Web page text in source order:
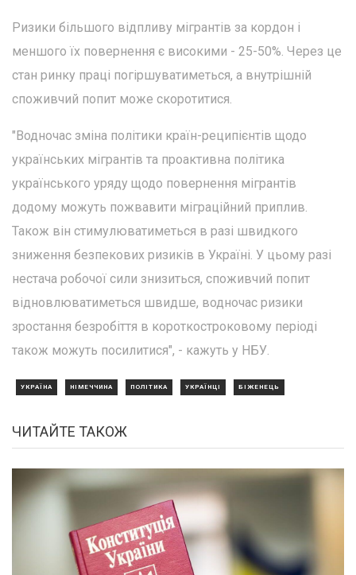
Ризики більшого відпливу мігрантів за кордон і
меншого їх повернення є високими - 25-50%. Через це
стан ринку праці погіршуватиметься, а внутрішній
споживчий попит може скоротитися.
"Водночас зміна політики країн-реципієнтів щодо
українських мігрантів та проактивна політика
українського уряду щодо повернення мігрантів
додому можуть пожвавити міграційний приплив.
Також він стимулюватиметься в разі швидкого
зниження безпекових ризиків в Україні. У цьому разі
нестача робочої сили знизиться, споживчий попит
відновлюватиметься швидше, водночас ризики
зростання безробіття в короткостроковому періоді
також можуть посилитися", - кажуть у НБУ.
УКРАЇНА НІМЕЧЧИНА ПОЛІТИКА УКРАЇНЦІ БІЖЕНЕЦЬ
ЧИТАЙТЕ ТАКОЖ